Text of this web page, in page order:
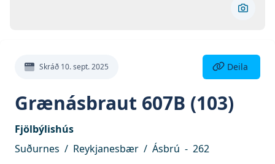
Skoða
Skráð 10. sept. 2025 Deila eign
Deila
Grænásbraut 607B (103)
Fjölbýlishús
Suðurnes / Reykjanesbær / Ásbrú - 262